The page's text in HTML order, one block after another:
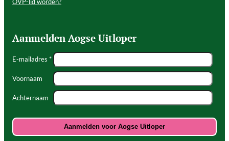
Aanmelden Aogse Uitloper
E-mailadres *
Voornaam
Achternaam